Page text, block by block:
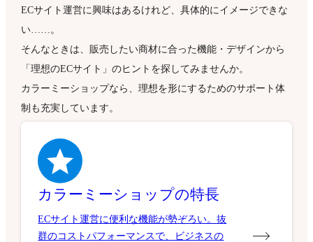
ECサイト運営に興味はあるけれど、具体的にイメージできな
い……。
そんなときは、販売したい商材に合った機能・デザインから
「理想のECサイト」のヒントを探してみませんか。
カラーミーショップなら、理想を形にするためのサポート体
制も充実しています。
カラーミーショップの特長
ECサイト運営に便利な機能が勢ぞろい。抜
群のコストパフォーマンスで、ビジネスの